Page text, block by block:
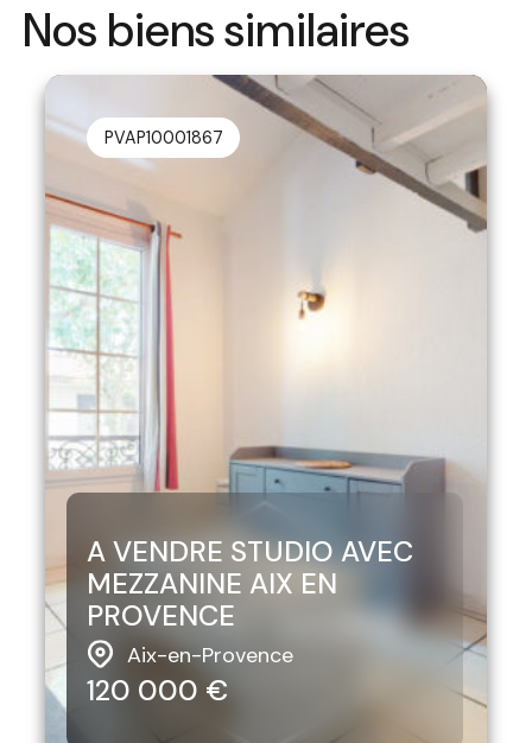
Nos biens similaires
PVAP10001867
A VENDRE STUDIO AVEC
MEZZANINE AIX EN
PROVENCE
Aix-en-Provence
120 000 €